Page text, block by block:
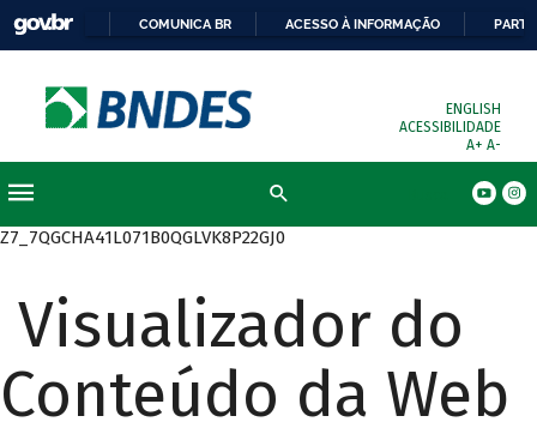
COMUNICA BR ACESSO À INFORMAÇÃO
ENGLISH
ACESSIBILIDADE
A+ A-
Z7_7QGCHA41L071B0QGLVK8P22GJ0
Visualizador do
Conteúdo da Web